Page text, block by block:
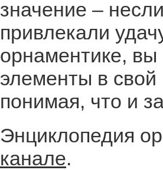
значение –
привлекали
орнаментике, вы
элементы в свой
понимая, что и
Энциклопедия
канале.